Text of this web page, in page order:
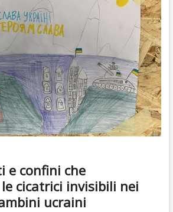
e confini che
cicatrici invisibili nei
ucraini